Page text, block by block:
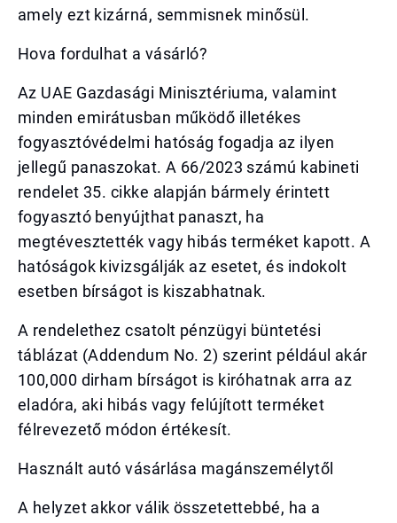
amely ezt kizárná, semmisnek minősül.
Hova fordulhat a vásárló?
Az UAE Gazdasági Minisztériuma, valamint
minden emirátusban működő illetékes
fogyasztóvédelmi hatóság fogadja az ilyen
jellegű panaszokat. A 66/2023 számú kabineti
rendelet 35. cikke alapján bármely érintett
fogyasztó benyújthat panaszt, ha
megtévesztették vagy hibás terméket kapott. A
hatóságok kivizsgálják az esetet, és indokolt
esetben bírságot is kiszabhatnak.
A rendelethez csatolt pénzügyi büntetési
táblázat (Addendum No. 2) szerint például akár
100,000 dirham bírságot is kiróhatnak arra az
eladóra, aki hibás vagy felújított terméket
félrevezető módon értékesít.
Használt autó vásárlása magánszemélytől
A helyzet akkor válik összetettebbé, ha a